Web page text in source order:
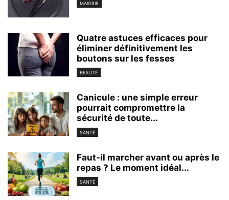
MAIGRIR
Quatre astuces efficaces pour
éliminer définitivement les
boutons sur les fesses
BEAUTÉ
Canicule : une simple erreur
pourrait compromettre la
sécurité de toute...
SANTÉ
Faut-il marcher avant ou après le
repas ? Le moment idéal...
SANTÉ